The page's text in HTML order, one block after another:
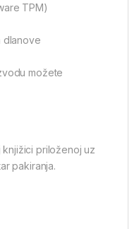
TPM)
dlanove
možete
knjižici priloženoj uz
pakiranja.